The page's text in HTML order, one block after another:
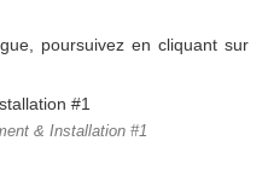
poursuivez en cliquant sur
& Installation #1